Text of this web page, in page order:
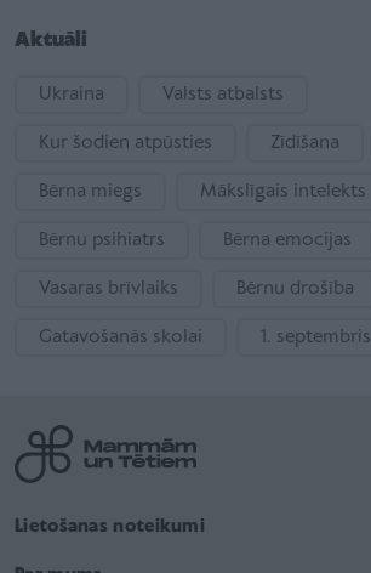
Aktuāli
Ukraina Valsts atbalsts
Kur šodien atpūsties Zīdīšana
Bērna miegs Mākslīgais intelekts
Bērnu psihiatrs Bērna emocijas
Vasaras brīvlaiks Bērnu drošība
Gatavošanās skolai 1. septembris
Lietošanas noteikumi